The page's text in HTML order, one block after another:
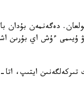
دەگەنمەن بۇدان
ۇيىمى ءۇش اي بۇرىن
تىركەلگەنىن ايتىپ،